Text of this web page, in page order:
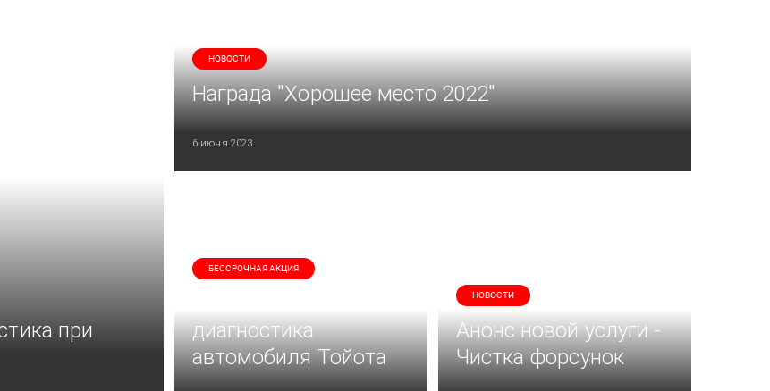
при
НОВОСТИ
Награда "Хорошее место 2022"
6 июня 2023
БЕССРОЧНАЯ АКЦИЯ
диагностика
автомобиля Тойота
НОВОСТИ
Анонс новой услуги -
Чистка форсунок